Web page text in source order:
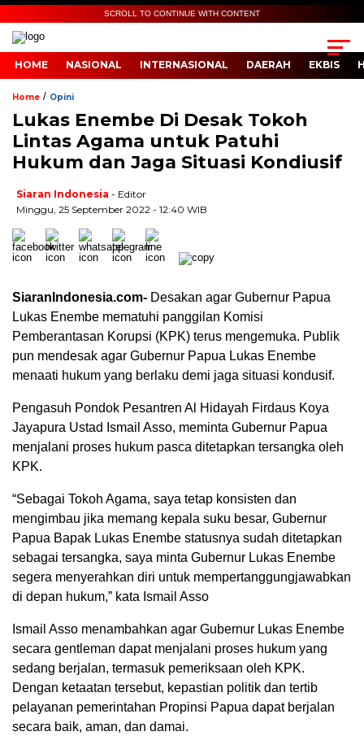
SCROLL TO CONTINUE WITH CONTENT
HOME NASIONAL INTERNASIONAL DAERAH EKBIS
Home / Opini
Lukas Enembe Di Desak Tokoh
Lintas Agama untuk Patuhi
Hukum dan Jaga Situasi Kondiusif
Siaran Indonesia - Editor
Minggu, 25 September 2022 - 12:40 WIB
SiaranIndonesia.com- Desakan agar Gubernur Papua
Lukas Enembe mematuhi panggilan Komisi
Pemberantasan Korupsi (KPK) terus mengemuka. Publik
pun mendesak agar Gubernur Papua Lukas Enembe
menaati hukum yang berlaku demi jaga situasi kondusif.
Pengasuh Pondok Pesantren Al Hidayah Firdaus Koya
Jayapura Ustad Ismail Asso, meminta Gubernur Papua
menjalani proses hukum pasca ditetapkan tersangka oleh
KPK.
“Sebagai Tokoh Agama, saya tetap konsisten dan
mengimbau jika memang kepala suku besar, Gubernur
Papua Bapak Lukas Enembe statusnya sudah ditetapkan
sebagai tersangka, saya minta Gubernur Lukas Enembe
segera menyerahkan diri untuk mempertanggungjawabkan
di depan hukum,” kata Ismail Asso
Ismail Asso menambahkan agar Gubernur Lukas Enembe
secara gentleman dapat menjalani proses hukum yang
sedang berjalan, termasuk pemeriksaan oleh KPK.
Dengan ketaatan tersebut, kepastian politik dan tertib
pelayanan pemerintahan Propinsi Papua dapat berjalan
secara baik, aman, dan damai.